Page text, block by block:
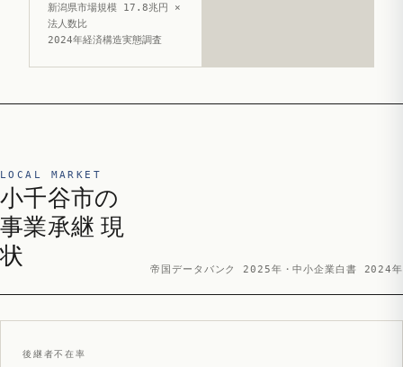
新潟県市場規模 17.8兆円 ×
法人数比
2024年経済構造実態調査
LOCAL MARKET
小千谷市の
事業承継 現
状
帝国データバンク 2025年・中小企業白書 2024年
後継者不在率